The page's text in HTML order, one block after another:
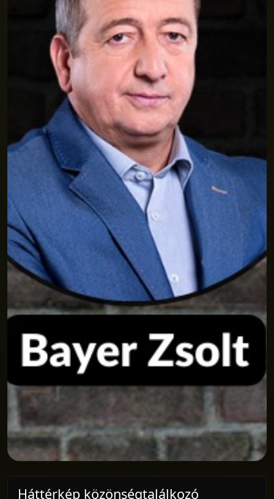
Háttérkép közönségtalálkozó